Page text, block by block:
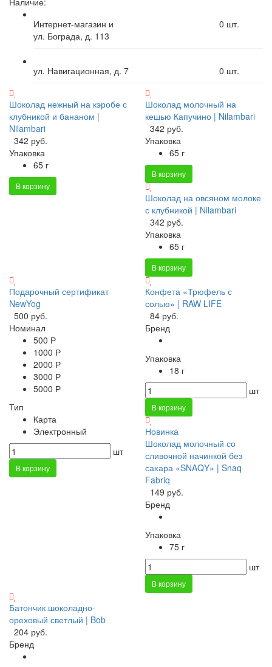
Интернет-магазин и
ул. Бограда, д. 113
0 шт.
ул. Навигационная, д. 7 0 шт.
Шоколад нежный на кэробе с
клубникой и бананом |
Nilambari
342 руб.
Упаковка
65 г
В корзину
Шоколад молочный на
кешью Капучино | Nilambari
342 руб.
Упаковка
65 г
В корзину
Шоколад на овсяном молоке
с клубникой | Nilambari
342 руб.
Упаковка
65 г
В корзину
Подарочный сертификат
NewYog
500 руб.
Номинал
500 Р
1000 Р
2000 Р
3000 Р
5000 Р
Тип
Карта
Электронный
шт
В корзину
Конфета «Трюфель с
солью» | RAW LIFE
84 руб.
Бренд
Упаковка
18 г
шт
В корзину
Новинка
Шоколад молочный со
сливочной начинкой без
сахара «SNAQY» | Snaq
Fabriq
149 руб.
Бренд
Упаковка
75 г
шт
В корзину
Батончик шоколадно-
ореховый светлый | Bob
204 руб.
Бренд